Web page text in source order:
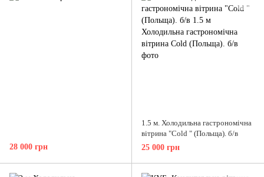
28 000 грн
1.5 м. Холодильна гастрономічна
вітрина "Cold " (Польща). б/в
25 000 грн